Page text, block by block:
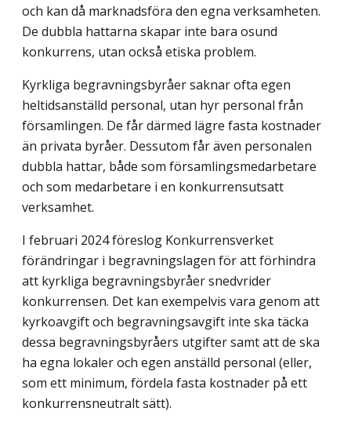
och kan då marknadsföra den egna verksamheten.
De dubbla hattarna skapar inte bara osund
konkurrens, utan också etiska problem.
Kyrkliga begravningsbyråer saknar ofta egen
heltidsanställd personal, utan hyr personal från
församlingen. De får därmed lägre fasta kostnader
än privata byråer. Dess­utom får även personalen
dubbla hattar, både som församlingsmedarbetare
och som medarbetare i en konkurrensutsatt
verksamhet.
I februari 2024 föreslog Konkurrensverket
förändringar i begravningslagen för att förhindra
att kyrkliga begravningsbyråer snedvrider
konkurrensen. Det kan exempelvis vara genom att
kyrkoavgift och begravningsavgift inte ska täcka
dessa begravnings­byråers utgifter samt att de ska
ha egna lokaler och egen anställd personal (eller,
som ett minimum, fördela fasta kostnader på ett
konkurrensneutralt sätt).